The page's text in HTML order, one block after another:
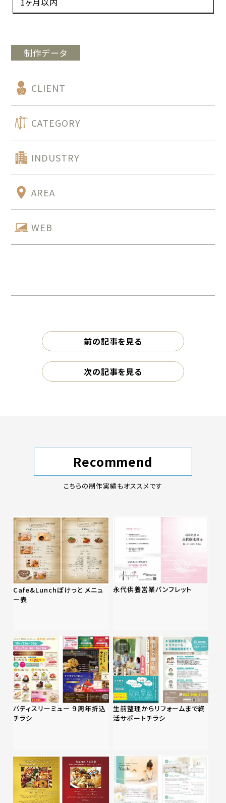
制作データ
CLIENT
CATEGORY
INDUSTRY
AREA
WEB
前の記事を見る
次の記事を見る
Recommend
こちらの制作実績もオススメです
Cafe&Lunchぽけっと メニュ
ー表
永代供養営業パンフレット
パティスリーミュー ９周年折込
チラシ
生前整理からリフォームまで終
活サポートチラシ